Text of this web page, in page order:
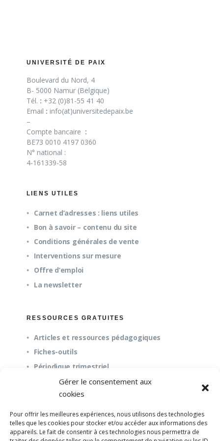
Gérer le consentement aux
cookies
Pour offrir les meilleures expériences, nous utilisons des technologies
telles que les cookies pour stocker et/ou accéder aux informations des
appareils. Le fait de consentir à ces technologies nous permettra de
UNIVERSITÉ DE PAIX
Boulevard du Nord, 4
B- 5000 Namur (Belgique)
Tél. : +32 (0)81-55 41 40
Email : info(at)universitedepaix.be
–
Compte bancaire :
BE73 0010 4197 0360
N° national :
4-161339-58
LIENS UTILES
Carnet d’adresses : liens utiles
Bon à savoir – contenu du site
Conditions générales de vente
Interventions sur mesure
Offre d’emploi
La newsletter
RESSOURCES GRATUITES
Articles et ressources pédagogiques
Fiches-outils
Périodique trimestriel
À propos
Questions fréquentes (FAQ)